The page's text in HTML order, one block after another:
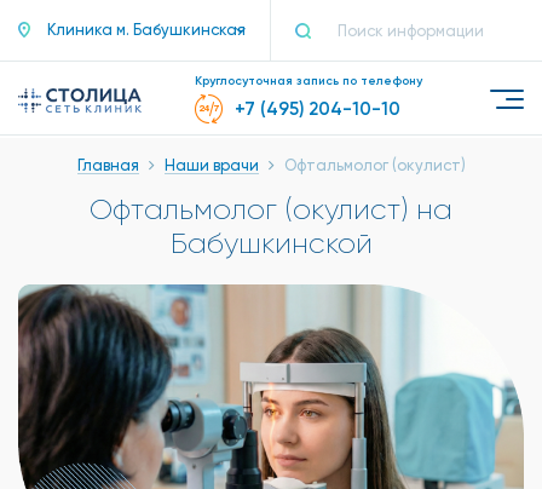
Клиника м. Бабушкинская
Круглосуточная запись по телефону
+7 (495) 204-10-10
Главная Наши врачи Офтальмолог (окулист)
Офтальмолог (окулист) на
Бабушкинской